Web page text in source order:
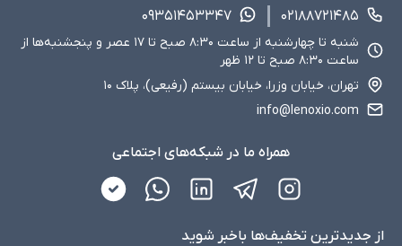
۰۲۱۸۸۷۲۱۴۸۵
۰۹۳۵۱۴۵۳۳۴۷
شنبه تا چهارشنبه از ساعت ۸:۳۰ صبح تا ۱۷ عصر و پنجشنبه‌ها از
ساعت ۸:۳۰ صبح تا ۱۲ ظهر
تهران، خیابان وزرا، خیابان بیستم (رفیعی)، پلاک ۱۰
info@lenoxio.com
همراه ما در شبکه‌های اجتماعی
از جدید‌ترین تخفیف‌ها با‌خبر شوید